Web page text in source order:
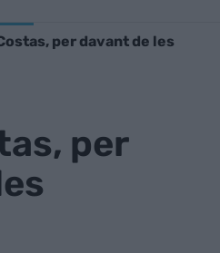
per davant de les
per